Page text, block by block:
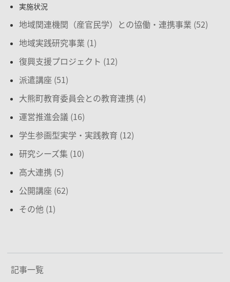
実施状況
地域関連機関（産官民学）との協働・連携事業 (52)
地域実践研究事業 (1)
復興支援プロジェクト (12)
派遣講座 (51)
大熊町教育委員会との教育連携 (4)
運営推進会議 (16)
学生参画型実学・実践教育 (12)
研究シーズ集 (10)
高大連携 (5)
公開講座 (62)
その他 (1)
記事一覧